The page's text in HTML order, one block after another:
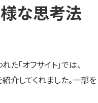
な思考法
「オフサイト」では、
介してくれました。一部を